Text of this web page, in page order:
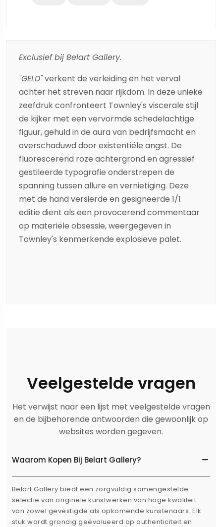
Exclusief bij Belart Gallery.
"GELD"verkent de verleiding en het verval
achter het streven naar rijkdom. In deze unieke
zeefdruk confronteert Townley's viscerale stijl
de kijker met een vervormde schedelachtige
figuur, gehuld in de aura van bedrijfsmacht en
overschaduwd door existentiële angst. De
fluorescerend roze achtergrond en agressief
gestileerde typografie onderstrepen de
spanning tussen allure en vernietiging. Deze
met de hand versierde en gesigneerde 1/1
editie dient als een provocerend commentaar
op materiële obsessie, weergegeven in
Townley's kenmerkende explosieve palet.
Veelgestelde vragen
Het verwijst naar een lijst met veelgestelde vragen
en de bijbehorende antwoorden die gewoonlijk op
websites worden gegeven.
Waarom Kopen Bij Belart Gallery?
Belart Gallery biedt een zorgvuldig samengestelde
selectie van originele kunstwerken van hoge kwaliteit
van zowel gevestigde als opkomende kunstenaars. Elk
stuk wordt grondig geëvalueerd op authenticiteit en